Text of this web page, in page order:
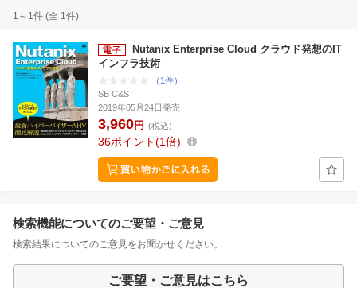
1～1件 (全 1件)
Nutanix Enterprise Cloud クラウド発想のIT
インフラ技術
（1件）
SB C&S
2019年05月24日発売
3,960円 (税込)
36ポイント 1倍
検索機能についてのご要望・ご意見
検索結果についてのご意見をお聞かせください。
ご要望・ご意見はこちら